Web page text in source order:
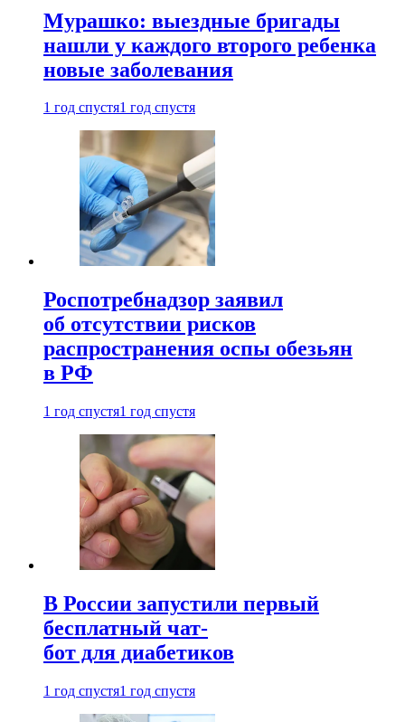
Мурашко: выездные бригады
нашли у каждого второго ребенка
новые заболевания
1 год спустя1 год спустя
Роспотребнадзор заявил
об отсутствии рисков
распространения оспы обезьян
в РФ
1 год спустя1 год спустя
В России запустили первый
бесплатный чат-
бот для диабетиков
1 год спустя1 год спустя